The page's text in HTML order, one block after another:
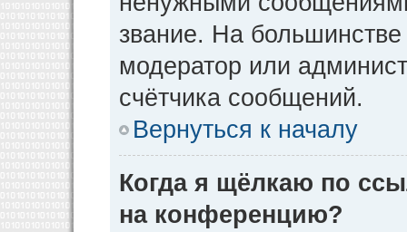
звание. На
модератор или
счётчика сообщений.
Вернуться к началу
Когда я щёлкаю по
на конференцию?